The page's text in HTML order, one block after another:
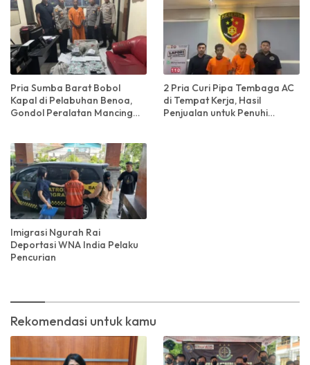
Pria Sumba Barat Bobol
Kapal di Pelabuhan Benoa,
Gondol Peralatan Mancing
2 Pria Curi Pipa Tembaga AC
di Tempat Kerja, Hasil
Penjualan untuk Penuhi
Imigrasi Ngurah Rai
Deportasi WNA India Pelaku
Pencurian
Rekomendasi untuk kamu